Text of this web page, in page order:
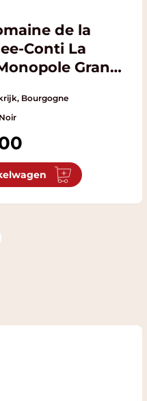
de la
Conti La
Grand
Bourgogne